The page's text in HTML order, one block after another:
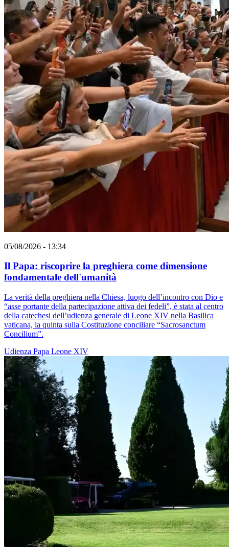
05/08/2026 - 13:34
Il Papa: riscoprire la preghiera come dimensione
fondamentale dell'umanità
La verità della preghiera nella Chiesa, luogo dell’incontro con Dio e
“asse portante della partecipazione attiva dei fedeli”, è stata al centro
della catechesi dell’udienza generale di Leone XIV nella Basilica
vaticana, la quinta sulla Costituzione conciliare “Sacrosanctum
Concilium”.
Udienza Papa Leone XIV